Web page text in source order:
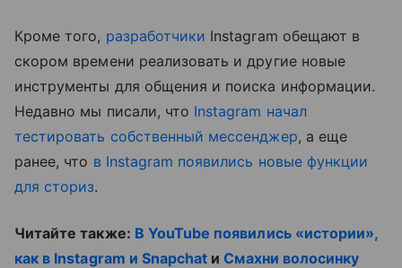
Кроме того, разработчики Instagram обещают в
скором времени реализовать и другие новые
инструменты для общения и поиска информации.
Недавно мы писали, что Instagram начал
тестировать собственный мессенджер, а еще
ранее, что в Instagram появились новые функции
для сториз.
Читайте также: В YouTube появились «истории»,
как в Instagram и Snapchat и Смахни волосинку